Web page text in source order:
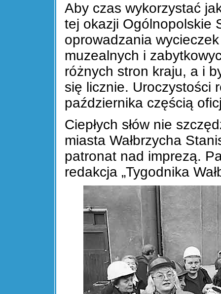
Aby czas wykorzystać
tej okazji Ogólnopolskie
oprowadzania
muzealnych i
różnych stron kraju, a i
się licznie. Uroczystości
października częścią
Ciepłych słów nie
miasta Wałbrzycha
patronat nad imprezą.
redakcja „Tygodnika